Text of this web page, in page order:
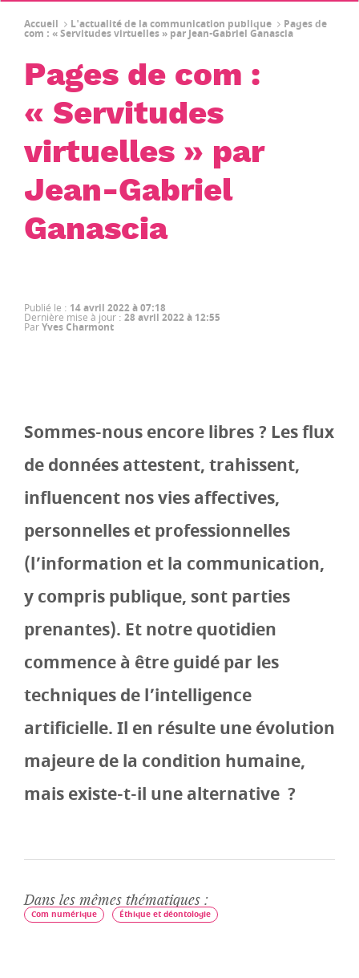
Accueil L'actualité de la communication publique Pages de
com : « Servitudes virtuelles » par Jean-Gabriel Ganascia
Pages de com :
« Servitudes
virtuelles » par
Jean-Gabriel
Ganascia
Publié le : 14 avril 2022 à 07:18
Dernière mise à jour : 28 avril 2022 à 12:55
ParYves Charmont
Sommes-nous encore libres ? Les flux
de données attestent, trahissent,
influencent nos vies affectives,
personnelles et professionnelles
(l’information et la communication,
y compris publique, sont parties
prenantes). Et notre quotidien
commence à être guidé par les
techniques de l’intelligence
artificielle. Il en résulte une évolution
majeure de la condition humaine,
mais existe-t-il une alternative ?
Dans les mêmes thématiques :
Com numérique Éthique et déontologie